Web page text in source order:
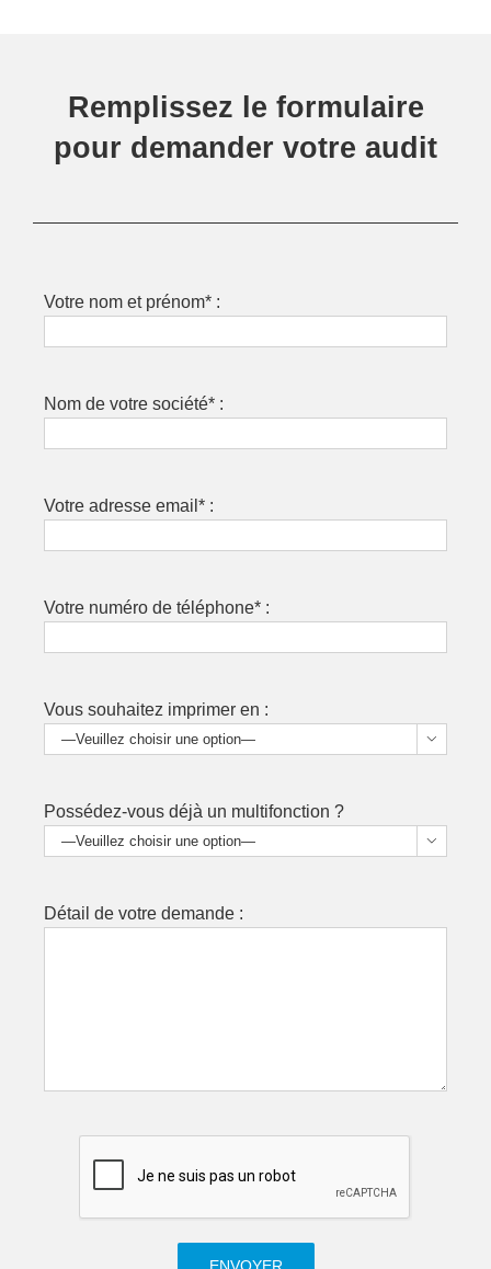
Remplissez le formulaire
pour demander votre audit
Votre nom et prénom* :
Nom de votre société* :
Votre adresse email* :
Votre numéro de téléphone* :
Vous souhaitez imprimer en :

Possédez-vous déjà un multifonction ?

Détail de votre demande :